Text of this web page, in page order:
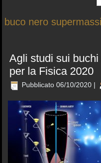
buco nero
Agli studi sui
per la Fisica 2020
Pubblicato 06/10/2020 |